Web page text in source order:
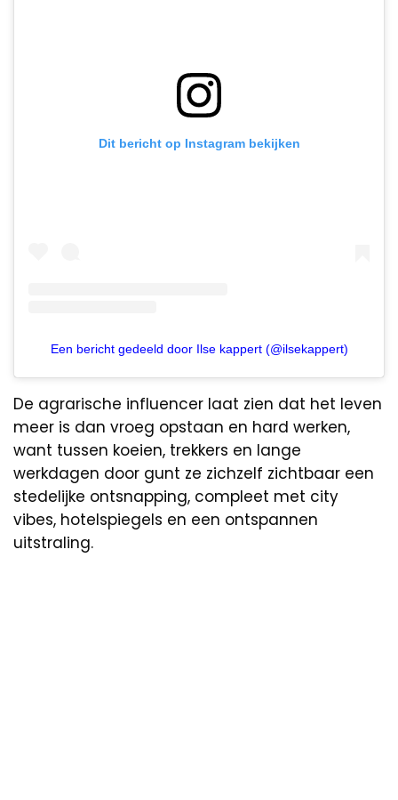
Dit bericht op Instagram bekijken
Een bericht gedeeld door Ilse kappert (@ilsekappert)
De agrarische influencer laat zien dat het leven
meer is dan vroeg opstaan en hard werken,
want tussen koeien, trekkers en lange
werkdagen door gunt ze zichzelf zichtbaar een
stedelijke ontsnapping, compleet met city
vibes, hotelspiegels en een ontspannen
uitstraling.